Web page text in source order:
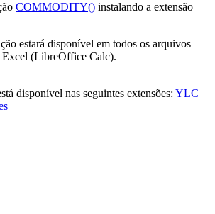
COMMODITY() instalando a extensão
estará disponível em todos os arquivos
Excel (LibreOffice Calc).
disponível nas seguintes extensões: YLC